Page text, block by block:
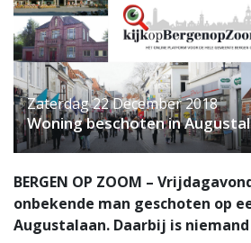
Zaterdag 22 December 2018
Woning beschoten in
BERGEN OP ZOOM –
onbekende man geschoten op
Augustalaan. Daarbij is